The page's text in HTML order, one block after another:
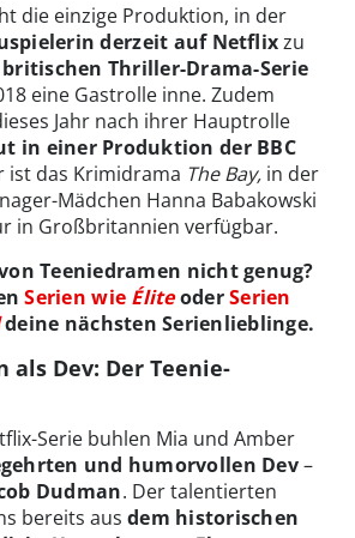
die einzige Produktion, in der
derzeit auf Netflixzu
britischen Thriller-Drama-Serie
eine Gastrolle inne. Zudem
Jahr nach ihrer Hauptrolle
in einer Produktion der BBC
ist das Krimidrama The Bay,in der
Mädchen Hanna Babakowski
in Großbritannien verfügbar.
Teeniedramen nicht genug?
Serien wie ÉliteoderSerien
deine nächsten Serienlieblinge.
als Dev: Der Teenie-
Serie buhlen Mia und Amber
und humorvollen Dev–
Dudman. Der talentierten
bereits aus dem historischen